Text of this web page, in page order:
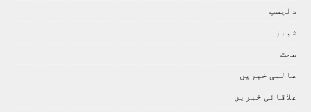
دلچسپ
شوبز
صحت
عالمی خبريں
علاقائی خبريں